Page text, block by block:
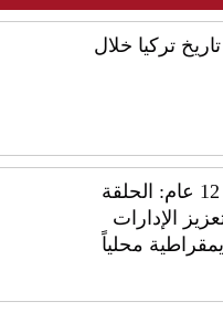
تركيا خلال
مسيرة تركيا خلال 12 عام: الحلقة
الإدارات
محلياً